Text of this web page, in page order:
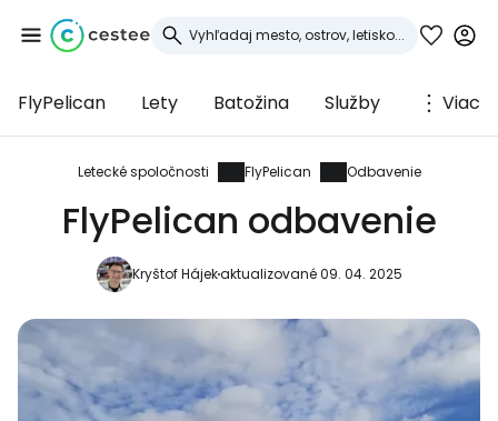
FlyPelican Lety Batožina Služby Viac
Letecké spoločnosti FlyPelican Odbavenie
FlyPelican odbavenie
Kryštof Hájekaktualizované 09. 04. 2025
Prihláste sa do
služby Cestee
... celosvetovej komunity cestovateľov
Pokračovať na Facebooku